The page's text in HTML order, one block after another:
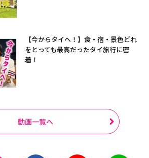
【今からタイへ！】食・宿・景色どれ
をとっても最高だったタイ旅行に密
着！
動画一覧へ